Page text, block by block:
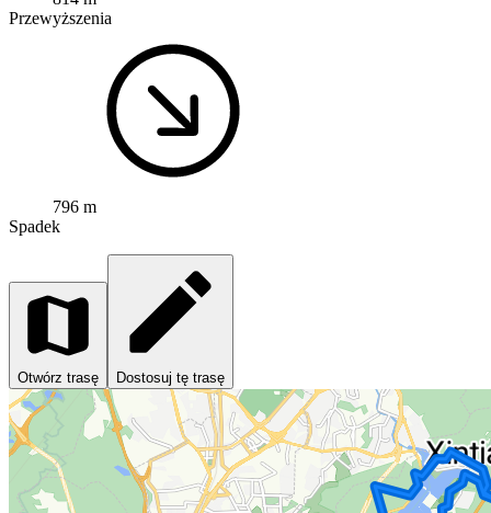
Przewyższenia
796 m
Spadek
Otwórz trasę Dostosuj tę trasę